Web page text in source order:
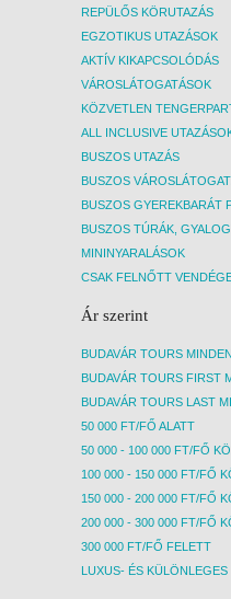
REPÜLŐS KÖRUTAZÁS
EGZOTIKUS UTAZÁSOK
AKTÍV KIKAPCSOLÓDÁS
VÁROSLÁTOGATÁSOK
BUSZOS UTAZÁS
MININYARALÁSOK
Ár szerint
50 000 FT/FŐ ALATT
300 000 FT/FŐ FELETT